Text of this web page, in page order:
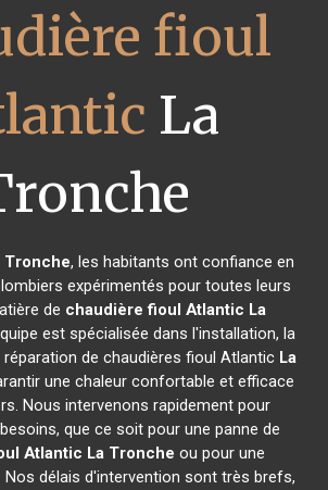
fioul
La
Tronche, les habitants ont confiance en
expérimentés pour toutes leurs
de chaudière fioul Atlantic La
est spécialisée dans l'installation, la
de chaudières fioul Atlantic La
une chaleur confortable et efficace
Nous intervenons rapidement pour
que ce soit pour une panne de
Atlantic La Tronche ou pour une
Nos délais d'intervention sont très brefs,